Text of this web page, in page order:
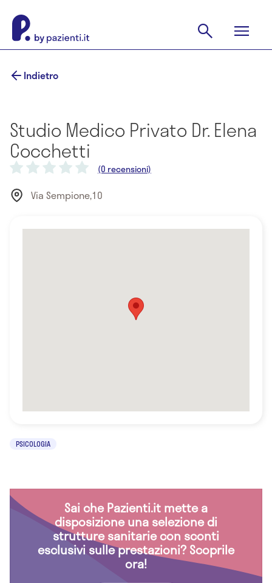
Indietro
Studio Medico Privato Dr. Elena
Cocchetti
(0 recensioni)
Via Sempione,10
PSICOLOGIA
Sai che Pazienti.it mette a
disposizione una selezione di
strutture sanitarie con sconti
esclusivi sulle prestazioni? Scoprile
ora!